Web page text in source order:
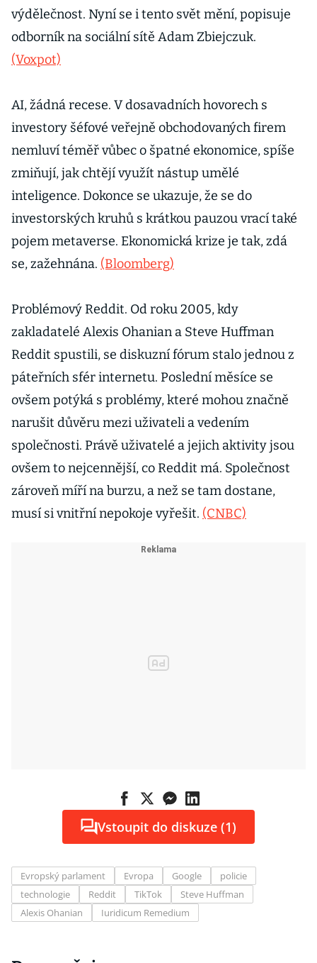
výdělečnost. Nyní se i tento svět mění, popisuje
odborník na sociální sítě Adam Zbiejczuk.
(Voxpot)
AI, žádná recese. V dosavadních hovorech s
investory šéfové veřejně obchodovaných firem
nemluví téměř vůbec o špatné ekonomice, spíše
zmiňují, jak chtějí využít nástup umělé
inteligence. Dokonce se ukazuje, že se do
investorských kruhů s krátkou pauzou vrací také
pojem metaverse. Ekonomická krize je tak, zdá
se, zažehnána. (Bloomberg)
Problémový Reddit. Od roku 2005, kdy
zakladatelé Alexis Ohanian a Steve Huffman
Reddit spustili, se diskuzní fórum stalo jednou z
páteřních sfér internetu. Poslední měsíce se
ovšem potýká s problémy, které mohou značně
narušit důvěru mezi uživateli a vedením
společnosti. Právě uživatelé a jejich aktivity jsou
ovšem to nejcennější, co Reddit má. Společnost
zároveň míří na burzu, a než se tam dostane,
musí si vnitřní nepokoje vyřešit. (CNBC)
Vstoupit do diskuze (1)
Evropský parlament Evropa Google
policie
technologie
Reddit TikTok
Steve Huffman
Alexis Ohanian
Iuridicum Remedium